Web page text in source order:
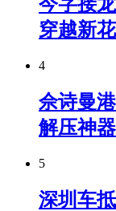
今字接
穿越新
4
佘诗曼
解压神
5
深圳车